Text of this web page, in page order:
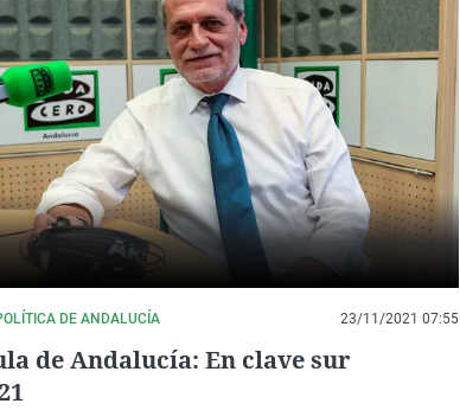
DE ANDALUCÍA 23/11/2021 07:55
de Andalucía: En clave sur